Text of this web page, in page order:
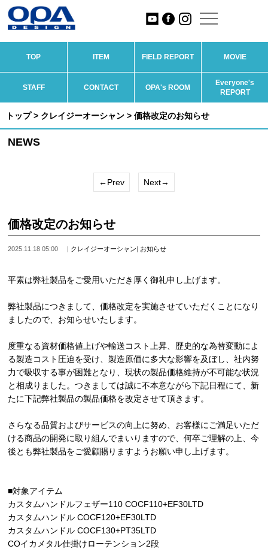
TOP ITEM FIELD REPORT MOVIE
STAFF CONTACT OPA's ROOM
Everyone's
REPORT
トップ> クレイジーオーシャン > 価格改定のお知らせ
NEWS
←Prev Next→
価格改定のお知らせ
2025.11.18 05:00 | クレイジーオーシャン| お知らせ
平素は弊社製品をご愛用いただき厚く御礼申し上げます。
弊社製品につきまして、価格改定を実施させていただくことになり
ましたので、お知らせいたします。
度重なる資材価格値上げや輸送コスト上昇、歴史的な為替変動によ
る製造コスト圧迫を受け、製造原価に多大な影響を及ぼし、社内努
力で吸収する事が困難となり、現状の製品価格維持が不可能な状況
と相成りました。つきましては誠に不本意ながら下記日程にて、新
たに下記弊社製品の製品価格を改定させて頂きます。
さらなる品質およびサービスの向上に努め、お客様にご満足いただ
ける商品の開発に取り組んでまいりますので、何卒ご理解の上、今
後とも弊社製品をご愛顧賜りますようお願い申し上げます。
■対象アイテム
カスタムハンドルフェザー110 COCF110+EF30LTD
カスタムハンドル COCF120+EF30LTD
カスタムハンドル COCF130+PT35LTD
COイカメタル仕掛けローテンション2段